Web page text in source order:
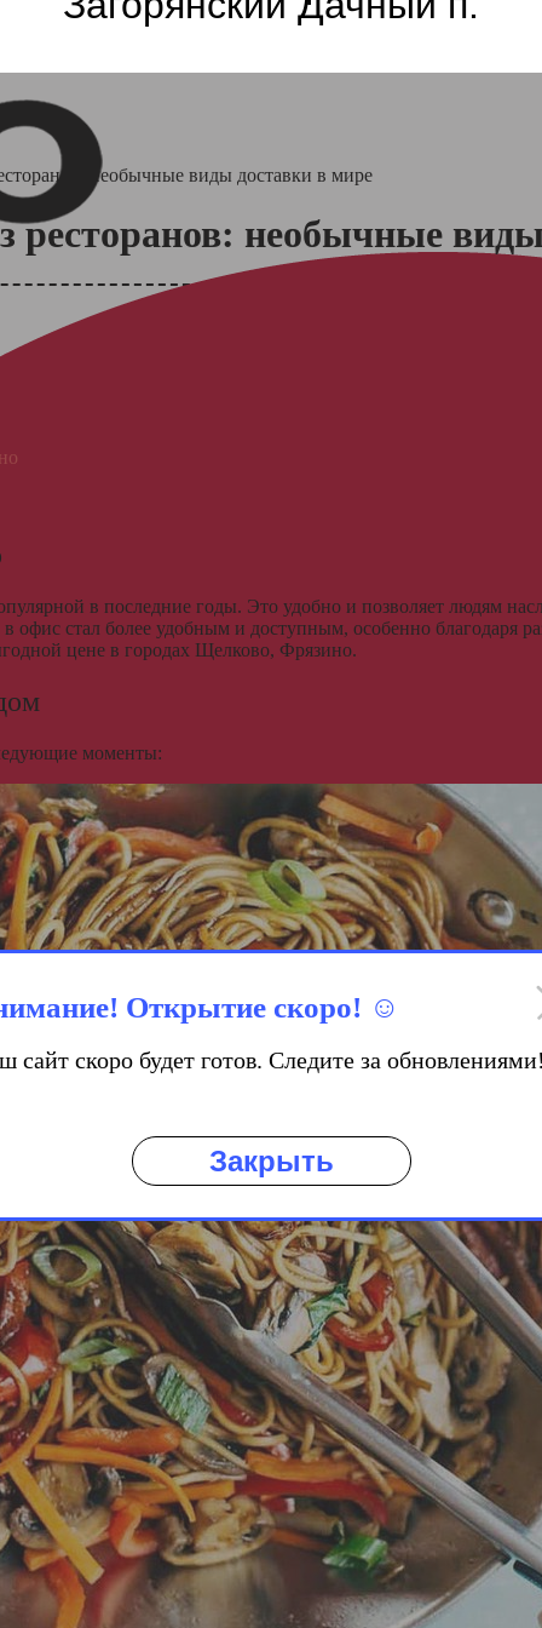
Открытие скоро! ☺️
сайт скоро будет готов. Следите за
Закрыть
необычные виды доставки в мире
ресторанов: необычные
в последние годы. Это удобно и позволяет людям
офис стал более удобным и доступным, особенно благодаря
цене в городах Щелково, Фрязино.
моменты: